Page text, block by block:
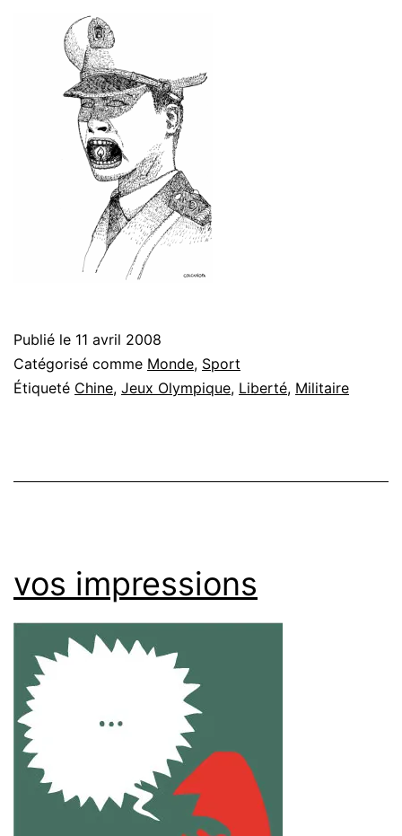
Publié le 11 avril 2008
Catégorisé comme Monde, Sport
Étiqueté Chine, Jeux Olympique, Liberté, Militaire
vos impressions